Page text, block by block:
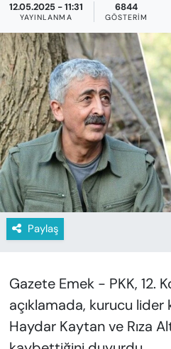
12.05.2025 - 11:31
YAYINLANMA
6844
GÖSTERIM
Paylaş
Gazete Emek - PKK, 12.
açıklamada, kurucu lider
Haydar Kaytan ve Rıza
KADIN
SAĞLIK
SPOR
KÜLTÜR-SANAT
MAGAZİN
YAZAR KÖŞESİ
SİYASET
Son Dakika Haberleri
Haber Arşivi